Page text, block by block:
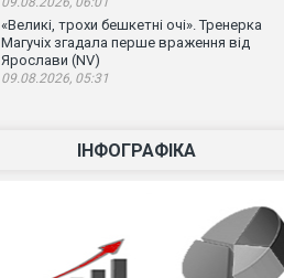
«Великі, трохи бешкетні очі». Тренерка
Магучіх згадала перше враження від
Ярослави (NV)
09.08.2026, 05:31
ІНФОГРАФІКА